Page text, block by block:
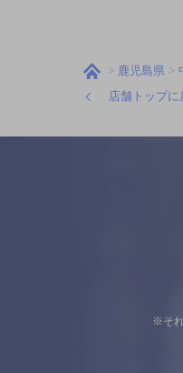
鹿児島県
店舗トップに
※そ